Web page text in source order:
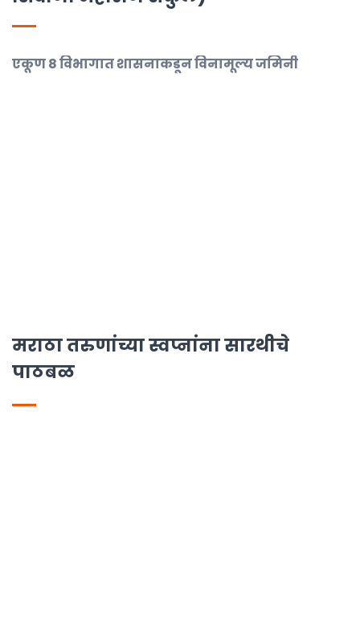
एकूण 8 विभागात शासनाकडून विनामूल्य जमिनी
मराठा तरुणांच्या स्वप्नांना सारथीचे
पाठबळ